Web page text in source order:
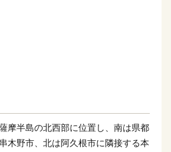
摩半島の北西部に位置し、南は県都
木野市、北は阿久根市に隣接する本